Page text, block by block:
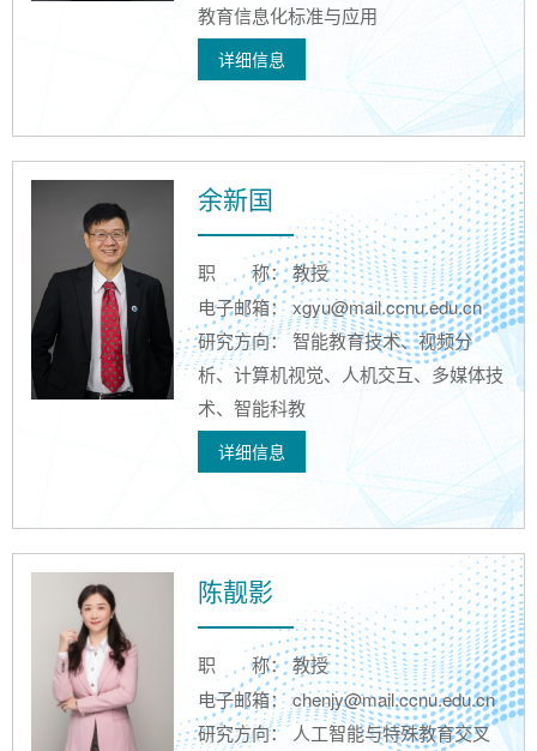
教育信息化标准与应用
详细信息
余新国
职称： 教授
电子邮箱： xgyu@mail.ccnu.edu.cn
研究方向： 智能教育技术、视频分
析、计算机视觉、人机交互、多媒体技
术、智能科教
详细信息
陈靓影
职称： 教授
电子邮箱： chenjy@mail.ccnu.edu.cn
研究方向： 人工智能与特殊教育交叉